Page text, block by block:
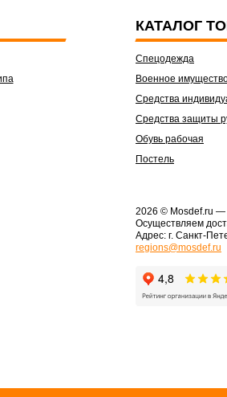
КАТАЛОГ
Спецодежда
Военное
Средства
Средства защиты
Обувь рабочая
Постель
2026 © Mosdef.ru —
Осуществляем
Адрес: г. Санкт-
regions@mosdef.ru